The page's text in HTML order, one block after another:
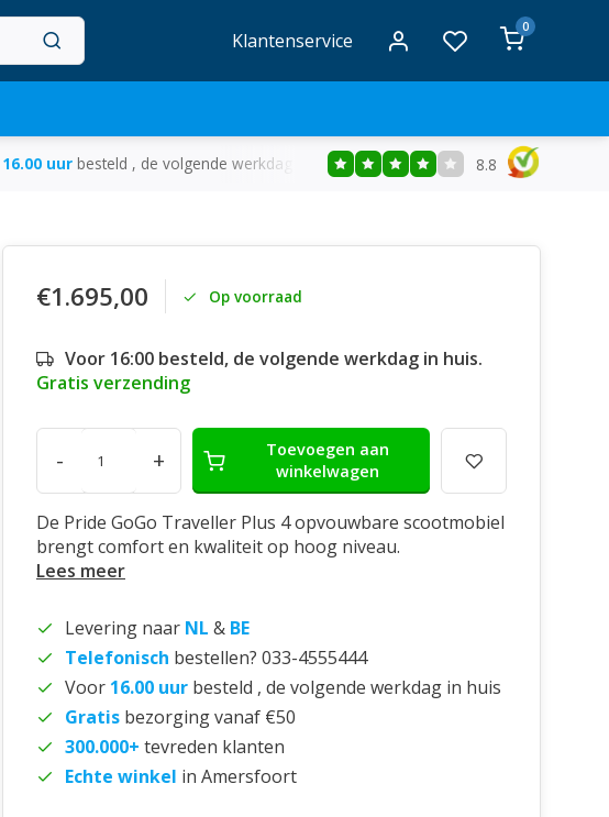
Klantenservice
0
16.00 uur besteld , de volgende werkdag in huis Gratisbezorging vanaf €50
8.8
€1.695,00 Op voorraad
Voor 16:00 besteld, de volgende werkdag in huis.
Gratis verzending
- +
Toevoegen aan
winkelwagen
De Pride GoGo Traveller Plus 4 opvouwbare scootmobiel
brengt comfort en kwaliteit op hoog niveau.
Lees meer
Levering naar NL & BE
Telefonisch bestellen? 033-4555444
Voor 16.00 uur besteld , de volgende werkdag in huis
Gratis bezorging vanaf €50
300.000+ tevreden klanten
Echte winkel in Amersfoort